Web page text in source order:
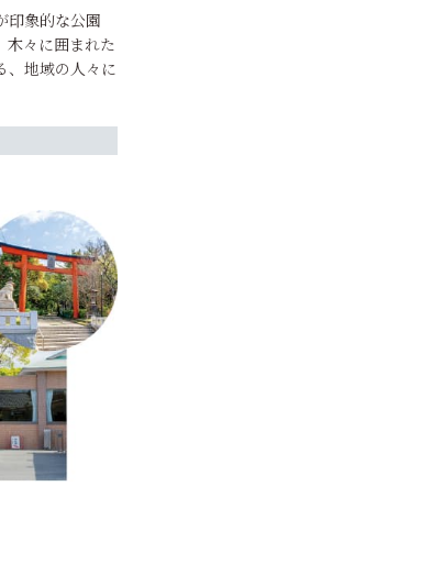
印象的な公園
木々に囲まれた
、地域の人々に